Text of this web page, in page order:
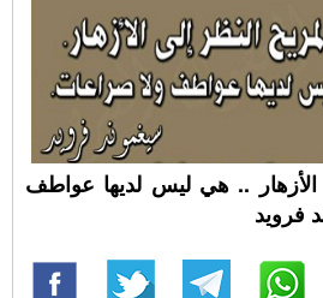
الأزهار .. هي ليس لديها عواطف
فرويد